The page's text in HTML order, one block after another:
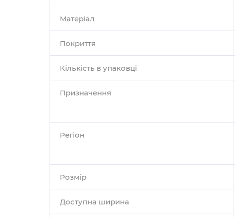
Матеріал
Покриття
Кількість в упаковці
Призначення
Регіон
Розмір
Доступна ширина